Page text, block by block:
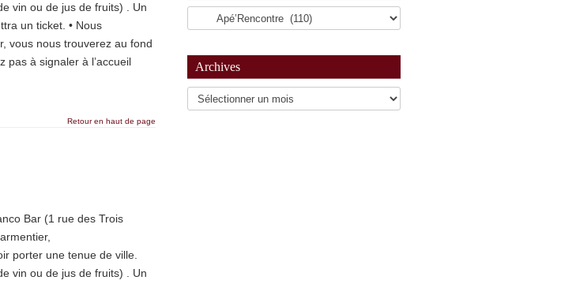
vin ou de jus de fruits) . Un
un ticket. • Nous
vous nous trouverez au fond
pas à signaler à l’accueil
Retour en haut de page
Bar (1 rue des Trois
porter une tenue de ville.
vin ou de jus de fruits) . Un
Archives
Archives